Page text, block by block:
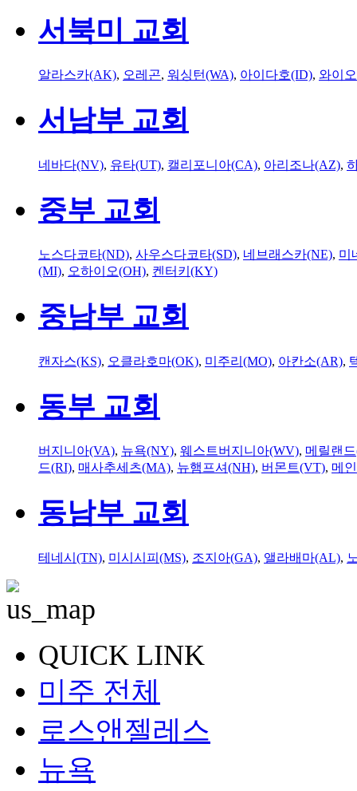
서북미 교회
알라스카(AK), 오레곤, 워싱턴(WA), 아이다호(ID), 와이
서남부 교회
네바다(NV), 유타(UT), 캘리포니아(CA), 아리조나(AZ),
중부 교회
노스다코타(ND), 사우스다코타(SD), 네브래스카(NE), 미
(MI), 오하이오(OH), 켄터키(KY)
중남부 교회
캔자스(KS), 오클라호마(OK), 미주리(MO), 아칸소(AR),
동부 교회
버지니아(VA), 뉴욕(NY), 웨스트버지니아(WV), 메릴랜
드(RI), 매사추세츠(MA), 뉴햄프셔(NH), 버몬트(VT), 메
동남부 교회
테네시(TN), 미시시피(MS), 조지아(GA), 앨라배마(AL),
QUICK LINK
미주 전체
로스앤젤레스
뉴욕